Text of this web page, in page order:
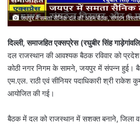
जयपुर में समता सैनिक दल की अहम बैठक, संगठन विस्तार
दिल्ली, समाजहित एक्सप्रेस (रघुबीर सिंह
दल राजस्थान की आवश्यक बैठक रविवार को
कोठी नगर निगम के सामने, जयपुर में संपन्न हुई।
एम.एल. राठी एवं सीनियर पदाधिकारी श्री राकेश
आयोजित की गई।
बैठक में दल को राजस्थान में सशक्त बनाने, जिला व